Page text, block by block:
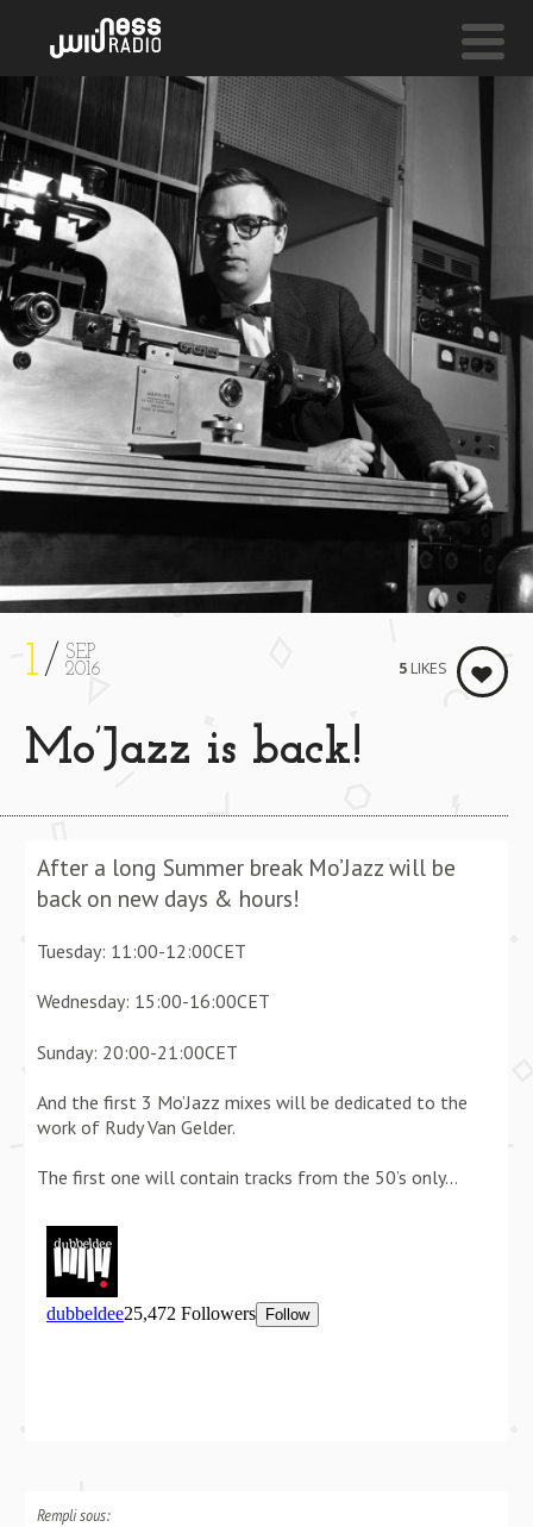
MORNING MIST
Sebastien Schuller
NESS LIVE !
1
SEP
2016
Mo’Jazz is back!
5 LIKES
After a long Summer break Mo’Jazz will be
back on new days & hours!
Tuesday: 11:00-12:00CET
Wednesday: 15:00-16:00CET
Sunday: 20:00-21:00CET
And the first 3 Mo’Jazz mixes will be dedicated to the
work of Rudy Van Gelder.
The first one will contain tracks from the 50’s only…
Rempli sous: